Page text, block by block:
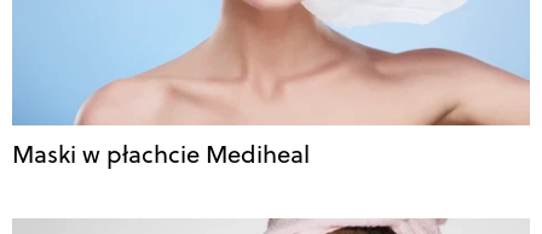
Maski w płachcie Mediheal